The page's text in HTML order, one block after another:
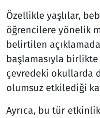
Özellikle yaşlılar,
öğrencilere yönelik
belirtilen
başlamasıyla
çevredeki okullarda
olumsuz etkilediği
Ayrıca, bu tür